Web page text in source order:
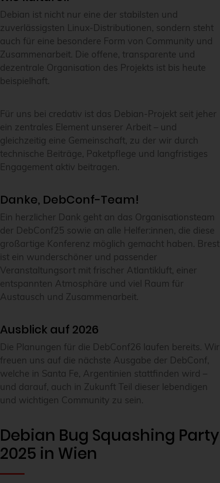
Debian ist nicht nur eine der stabilsten und
zuverlässigsten Linux-Distributionen, sondern steht
auch für eine besondere Form von Community und
Zusammenarbeit. Die offene, transparente und
dezentrale Organisation des Projekts ist bis heute
beispielhaft.
Für uns bei credativ ist das Debian-Projekt seit jeher
ein zentrales Element unserer Arbeit – und
gleichzeitig eine Gemeinschaft, zu der wir durch
technische Beiträge, Paketpflege und langfristiges
Engagement aktiv beitragen.
Danke, DebConf-Team!
Ein herzlicher Dank geht an das Organisationsteam
der DebConf25 sowie an alle Helfer:innen, die diese
großartige Konferenz möglich gemacht haben. Brest
ist ein wunderschöner und passender
Veranstaltungsort mit frischer Atlantikluft, einer
entspannten Atmosphäre und viel Raum für
Austausch und Zusammenarbeit.
Ausblick auf 2026
Die Planungen für die DebConf26 laufen bereits. Wir
freuen uns auf die nächste Ausgabe der DebConf,
welche in Santa Fe, Argentinien stattfinden wird –
und darauf, auch in Zukunft Teil dieser lebendigen
und wichtigen Community zu sein.
Debian Bug Squashing Party
2025 in Wien